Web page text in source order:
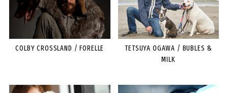
COLBY CROSSLAND / FORELLE
TETSUYA OGAWA / BUBLES &
MILK